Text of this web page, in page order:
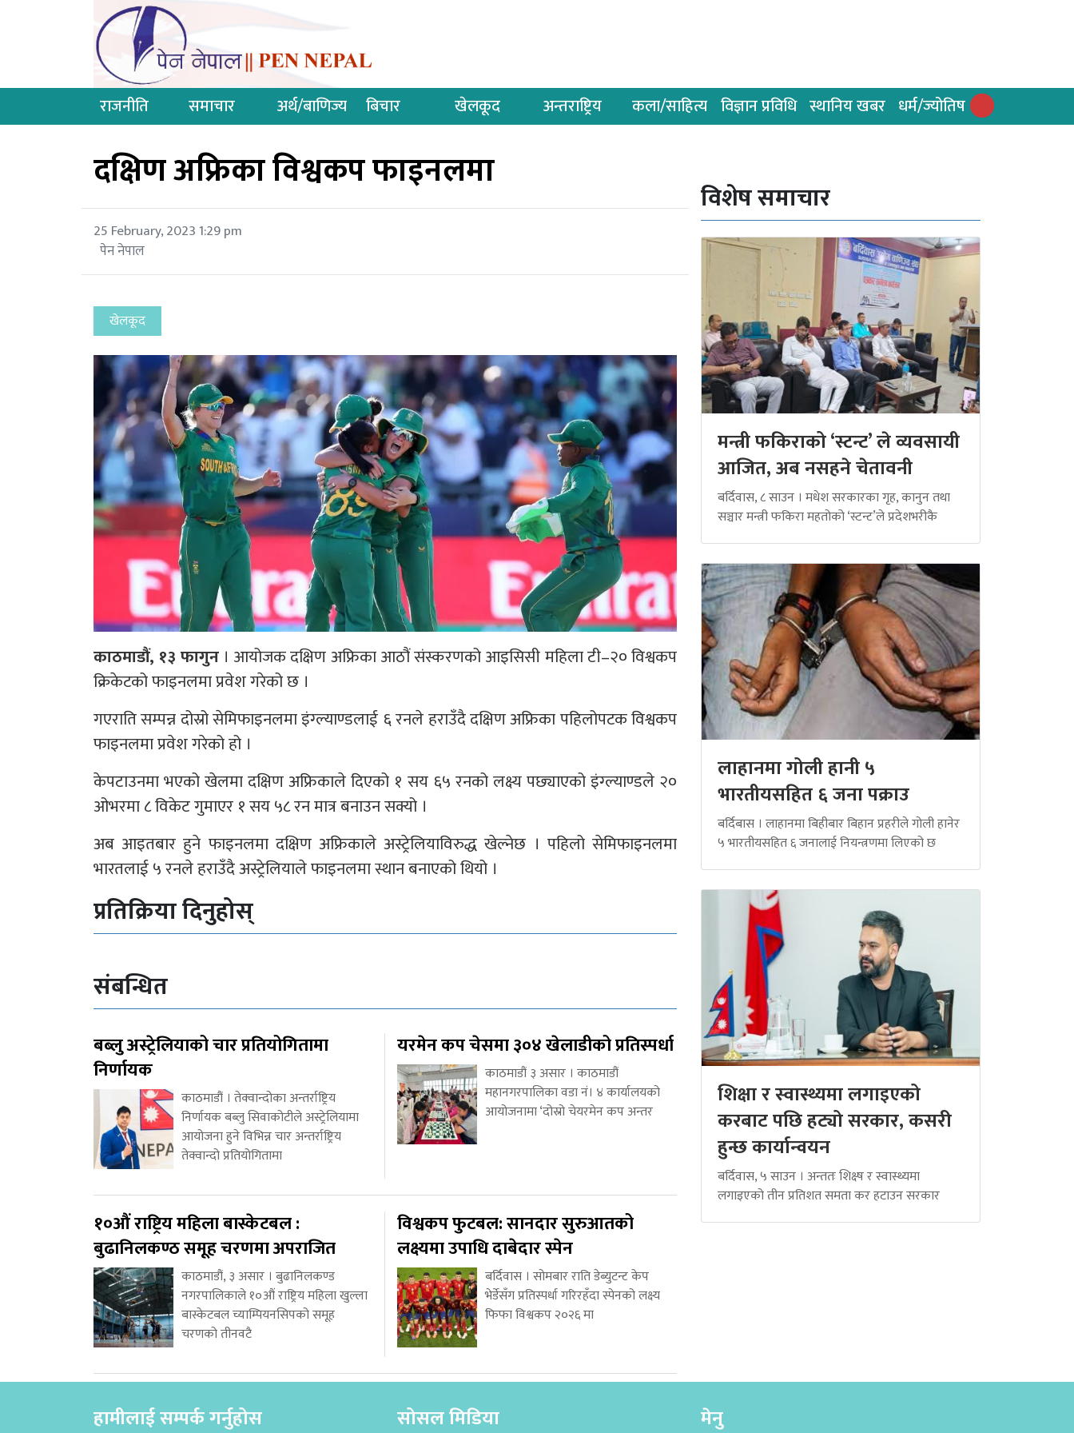
राजनीति समाचार अर्थ/बाणिज्य बिचार खेलकूद अन्तराष्ट्रिय कला/साहित्य विज्ञान प्रविधि स्थानिय खबर धर्म/ज्योतिष
दक्षिण अफ्रिका विश्वकप फाइनलमा
25 February, 2023 1:29 pm
पेन नेपाल
खेलकूद
काठमाडौं, १३ फागुन। आयोजक दक्षिण अफ्रिका आठौं संस्करणको आइसिसी महिला टी–२० विश्वकप
क्रिकेटको फाइनलमा प्रवेश गरेको छ ।
गएराति सम्पन्न दोस्रो सेमिफाइनलमा इंग्ल्याण्डलाई ६ रनले हराउँदै दक्षिण अफ्रिका पहिलोपटक विश्वकप
फाइनलमा प्रवेश गरेको हो ।
केपटाउनमा भएको खेलमा दक्षिण अफ्रिकाले दिएको १ सय ६५ रनको लक्ष्य पछ्याएको इंग्ल्याण्डले २०
ओभरमा ८ विकेट गुमाएर १ सय ५८ रन मात्र बनाउन सक्यो ।
अब आइतबार हुने फाइनलमा दक्षिण अफ्रिकाले अस्ट्रेलियाविरुद्ध खेल्नेछ । पहिलो सेमिफाइनलमा
भारतलाई ५ रनले हराउँदै अस्ट्रेलियाले फाइनलमा स्थान बनाएको थियो ।
प्रतिक्रिया दिनुहोस्
संबन्धित
बब्लु अस्ट्रेलियाको चार प्रतियोगितामा
निर्णायक
काठमाडौं । तेक्वान्दोका अन्तर्राष्ट्रिय
निर्णायक बब्लु सिवाकोटीले अस्ट्रेलियामा
आयोजना हुने विभिन्न चार अन्तर्राष्ट्रिय
तेक्वान्दो प्रतियोगितामा
यरमेन कप चेसमा ३०४ खेलाडीको प्रतिस्पर्धा
काठमाडौं ३ असार । काठमाडौं
महानगरपालिका वडा नं। ४ कार्यालयको
आयोजनामा ‘दोस्रो चेयरमेन कप अन्तर
१०औं राष्ट्रिय महिला बास्केटबल :
बुढानिलकण्ठ समूह चरणमा अपराजित
काठमाडौं, ३ असार । बुढानिलकण्ड
नगरपालिकाले १०औं राष्ट्रिय महिला खुल्ला
बास्केटबल च्याम्पियनसिपको समूह
चरणको तीनवटै
विश्वकप फुटबल: सानदार सुरुआतको
लक्ष्यमा उपाधि दाबेदार स्पेन
बर्दिवास । सोमबार राति डेब्युटन्ट केप
भेर्डेसँग प्रतिस्पर्धा गरिरहँदा स्पेनको लक्ष्य
फिफा विश्वकप २०२६ मा
विशेष समाचार
मन्त्री फकिराको ‘स्टन्ट’ ले व्यवसायी
आजित, अब नसहने चेतावनी
बर्दिवास, ८ साउन । मधेश सरकारका गृह, कानुन तथा
सञ्चार मन्त्री फकिरा महतोको ‘स्टन्ट’ले प्रदेशभरीकै
लाहानमा गोली हानी ५
भारतीयसहित ६ जना पक्राउ
बर्दिबास । लाहानमा बिहीबार बिहान प्रहरीले गोली हानेर
५ भारतीयसहित ६ जनालाई नियन्त्रणमा लिएको छ
शिक्षा र स्वास्थ्यमा लगाइएको
करबाट पछि हट्यो सरकार, कसरी
हुन्छ कार्यान्वयन
बर्दिवास, ५ साउन । अन्ततः शिक्ष्ष र स्वास्थ्यमा
लगाइएको तीन प्रतिशत समता कर हटाउन सरकार
हामीलाई सम्पर्क गर्नुहोस सोसल मिडिया मेनु